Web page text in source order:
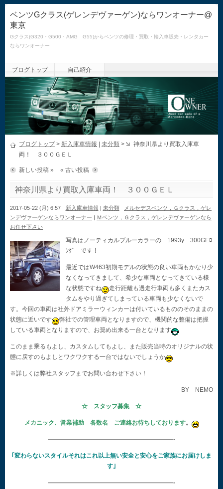
ベンツGクラス(ゲレンデヴァーゲン)ならワンオーナー@
東京
Gクラス(G320・G500・AMG G55)からベンツの修理・買取・輸入車販売・レンタカー
ならワンオーナー
ブログトップ 自己紹介
ブログトップ> 新入庫車情報 未分類 >
神奈川県より買取入庫車
両！ ３００ＧＥＬ
新しい投稿 » « 古い投稿
神奈川県より買取入庫車両！ ３００ＧＥＬ
2017-05-22 (月) 6:57 新入庫車情報 | 未分類
メルセデスベンツ，Ｇクラス，ゲレ
ンデヴァーゲンならワンオーナー | Ｍベンツ，Ｇクラス，ゲレンデヴァーゲンなら
お任せ下さい
写真はノーティカルブルーカラーの 1993y 300GEﾛ
ﾝｸﾞ です！
最近ではW463初期モデルの状態の良い車両もかなり少
なくなってきまして、希少な車両となってきている様
な状態ですね
走行距離も過走行車両も多くまたカス
タムをやり過ぎてしまっている車両も少なくないで
す。今回の車両は社外ドアミラーウィンカーは付いているもののそのままの
状態に近いです
弊社での管理車両となりますので、機関的な整備は把握
している車両となりますので、お奨め出来る一台となります
このまま乘るもよし、カスタムしてもよし、また販売当時のオリジナルの状
態に戻すのもよしとワクワクする一台ではないでしょうか
※詳しくは弊社スタッフまでお問い合わせ下さい！
BY NEMO
☆ スタッフ募集 ☆
メカニック、営業補助 各数名 ご連絡お待ちしております。
—————————————————————-
｢変わらないスタイルそれはこれ以上無い安全と安心をご家族にお届けしま
す｣
—————————————————————-